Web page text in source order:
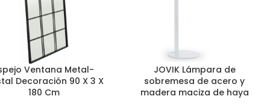
Ventana Metal-
Decoración 90 X 3 X
180 Cm
JOVIK Lámpara de
sobremesa de acero y
madera maciza de haya